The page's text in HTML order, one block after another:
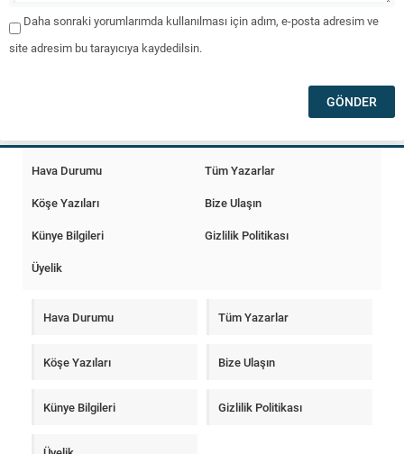
Daha sonraki yorumlarımda kullanılması için adım, e-posta adresim ve
site adresim bu tarayıcıya kaydedilsin.
Hava Durumu
Tüm Yazarlar
Köşe Yazıları
Bize Ulaşın
Künye Bilgileri
Gizlilik Politikası
Üyelik
Hava Durumu Tüm Yazarlar
Köşe Yazıları Bize Ulaşın
Künye Bilgileri Gizlilik Politikası